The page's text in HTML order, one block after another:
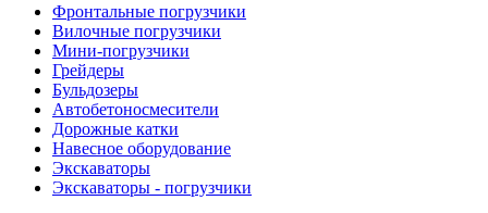
Фронтальные погрузчики
Вилочные погрузчики
Мини-погрузчики
Грейдеры
Бульдозеры
Автобетоносмесители
Дорожные катки
Навесное оборудование
Экскаваторы
Экскаваторы - погрузчики